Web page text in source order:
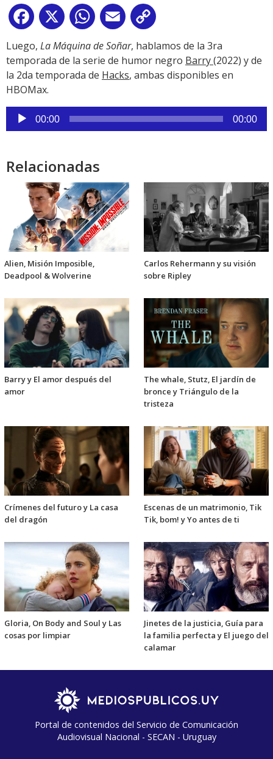
Facebook
X WhatsApp
Email
Link
Luego, La Máquina de Soñar, hablamos de la 3ra
temporada de la serie de humor negro Barry(2022) y de
la 2da temporada de Hacks, ambas disponibles en
HBOMax.
Reproductor
de
00:00 00:00
Relacionadas
Alien, Misión Imposible,
Deadpool & Wolverine
Carlos Rehermann y su visión
sobre Ripley
Barry y El amor después del
amor
The whale, Stutz, El jardín de
bronce y Triángulo de la
tristeza
Crímenes del futuro y La casa
del dragón
Escenas de un matrimonio, Tik
Tik, bom! y Yo antes de ti
Gloria, On Body and Soul y Las
cosas por limpiar
Jinetes de la justicia, Guía para
la familia perfecta y El juego del
calamar
Portal de contenidos del Servicio de Comunicación
Audiovisual Nacional - SECAN - Uruguay